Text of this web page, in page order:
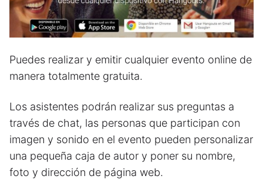
Puedes realizar y emitir cualquier evento online de
manera totalmente gratuita.
Los asistentes podrán realizar sus preguntas a
través de chat, las personas que participan con
imagen y sonido en el evento pueden personalizar
una pequeña caja de autor y poner su nombre,
foto y dirección de página web.